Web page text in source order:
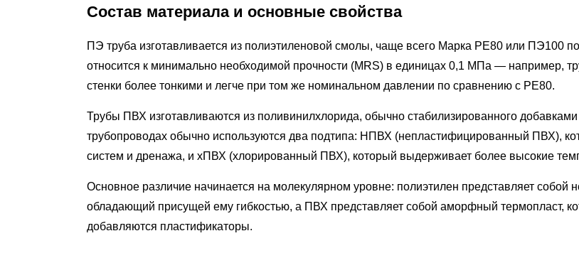
Состав
и
основные
свойства
Гибкость
и
ударопрочность:
важное
отличие
3
Состав материала и основные свойства
ПЭ труба изготавливается из полиэтиленовой смолы, чаще всего Марка PE80 или ПЭ100
относится к минимально необходимой прочности (MRS) в единицах 0,1 МПа — например,
стенки более тонкими и легче при том же номинальном давлении по сравнению с PE80.
Трубы ПВХ изготавливаются из поливинилхлорида, обычно стабилизированного
трубопроводах обычно используются два подтипа: НПВХ (непластифицированный ПВХ),
систем и дренажа, и хПВХ (хлорированный ПВХ), который выдерживает более высокие
Основное различие начинается на молекулярном уровне: полиэтилен представляет собой
обладающий присущей ему гибкостью, а ПВХ представляет собой аморфный термопласт,
добавляются пластификаторы.